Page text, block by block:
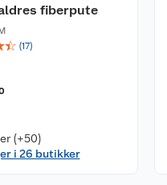
fiberpute
☆ (17)
(+50)
i 26 butikker